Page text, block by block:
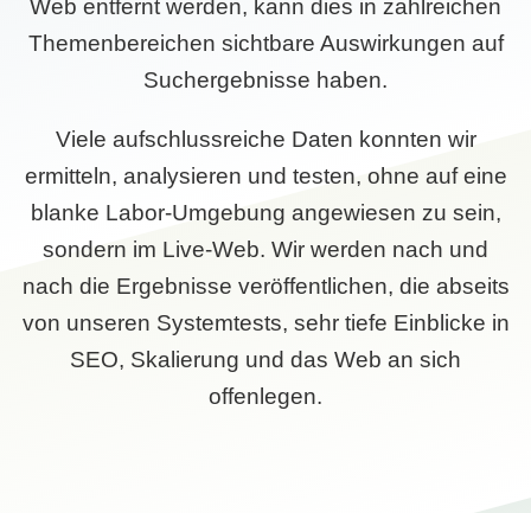
Web entfernt werden, kann dies in zahlreichen
Themenbereichen sichtbare Auswirkungen auf
Suchergebnisse haben.
Viele aufschlussreiche Daten konnten wir
ermitteln, analysieren und testen, ohne auf eine
blanke Labor-Umgebung angewiesen zu sein,
sondern im Live-Web. Wir werden nach und
nach die Ergebnisse veröffentlichen, die abseits
von unseren Systemtests, sehr tiefe Einblicke in
SEO, Skalierung und das Web an sich
offenlegen.